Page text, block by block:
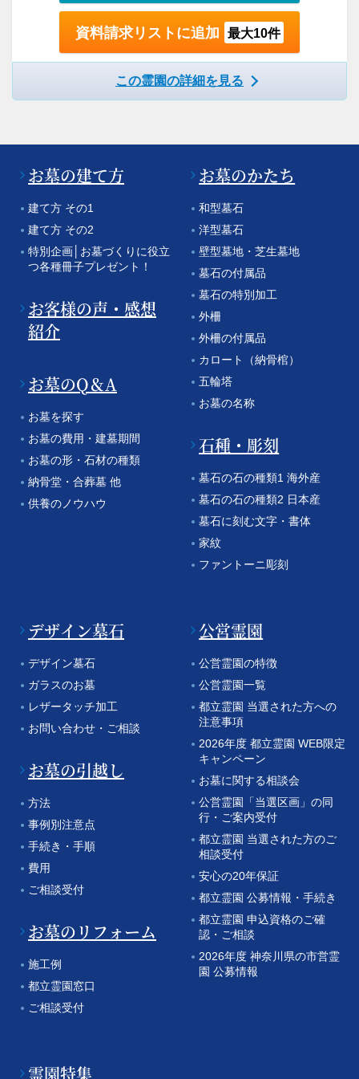
資料請求リストに追加 最大10件
この霊園の詳細を見る
お墓の建て方
建て方 その1
建て方 その2
特別企画│お墓づくりに役立
つ各種冊子プレゼント！
お客様の声・感想
紹介
お墓のQ＆A
お墓を探す
お墓の費用・建墓期間
お墓の形・石材の種類
納骨堂・合葬墓 他
供養のノウハウ
お墓のかたち
和型墓石
洋型墓石
壁型墓地・芝生墓地
墓石の付属品
墓石の特別加工
外柵
外柵の付属品
カロート（納骨棺）
五輪塔
お墓の名称
石種・彫刻
墓石の石の種類1 海外産
墓石の石の種類2 日本産
墓石に刻む文字・書体
家紋
ファントーニ彫刻
デザイン墓石
デザイン墓石
ガラスのお墓
レザータッチ加工
お問い合わせ・ご相談
お墓の引越し
方法
事例別注意点
手続き・手順
費用
ご相談受付
お墓のリフォーム
施工例
都立霊園窓口
ご相談受付
公営霊園
公営霊園の特徴
公営霊園一覧
都立霊園 当選された方への
注意事項
2026年度 都立霊園 WEB限定
キャンペーン
お墓に関する相談会
公営霊園「当選区画」の同
行・ご案内受付
都立霊園 当選された方のご
相談受付
安心の20年保証
都立霊園 公募情報・手続き
都立霊園 申込資格のご確
認・ご相談
2026年度 神奈川県の市営霊
園 公募情報
霊園特集